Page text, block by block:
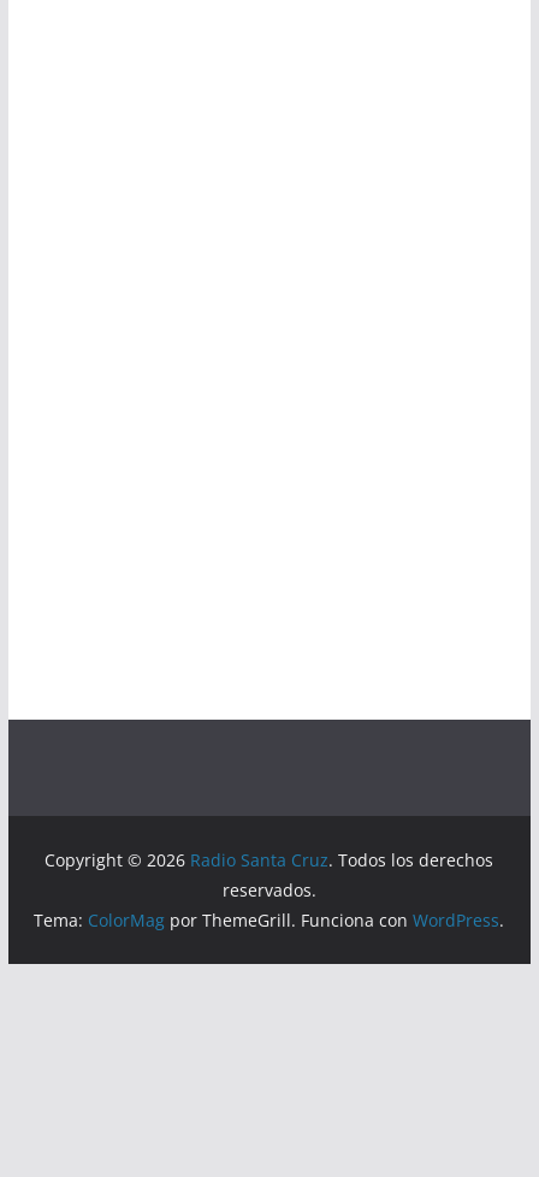
Copyright © 2026 Radio Santa Cruz. Todos los derechos
reservados.
Tema: ColorMag por ThemeGrill. Funciona conWordPress.